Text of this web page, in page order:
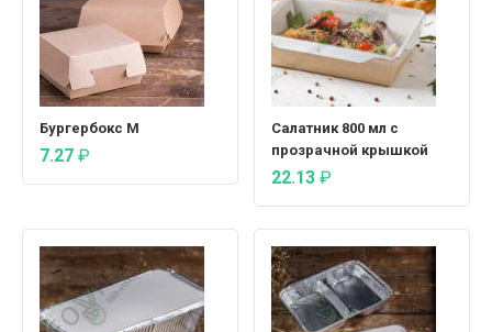
Бургербокс М
7.27 ₽
Салатник 800 мл с
прозрачной крышкой
22.13 ₽